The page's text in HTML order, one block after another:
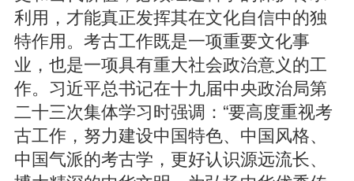
利用，才能真正发挥其在文化自信中的独
特作用。考古工作既是一项重要文化事
业，也是一项具有重大社会政治意义的工
作。习近平总书记在十九届中央政治局第
二十三次集体学习时强调：“要高度重视考
古工作，努力建设中国特色、中国风格、
中国气派的考古学，更好认识源远流长、